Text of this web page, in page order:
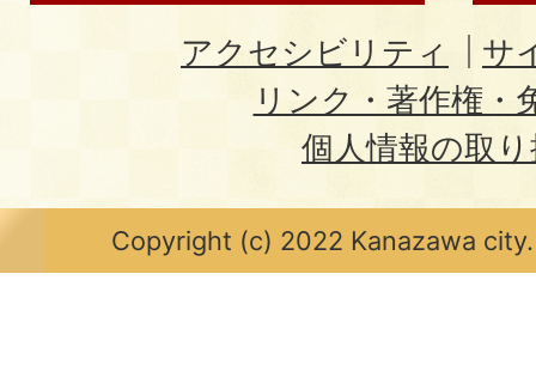
アクセシビリティ
サ
リンク・著作権・
個人情報の取
Copyright (c) 2022 Kanazawa